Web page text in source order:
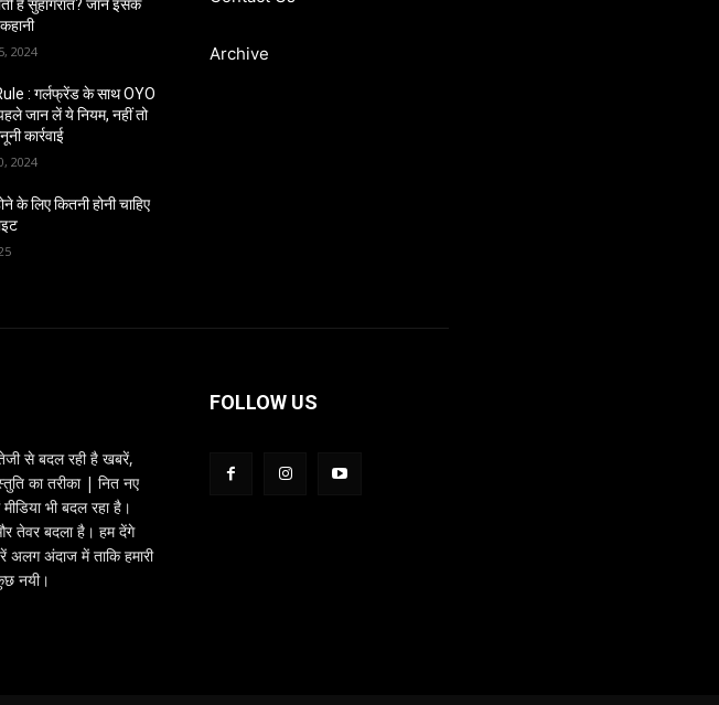
है सुहागरात? जानें इसके
2024
: गर्लफ्रेंड के साथ OYO
जान लें ये नियम, नहीं तो
कार्रवाई
2024
के लिए कितनी होनी चाहिए
Archive
से बदल रही है खबरें,
का तरीका | नित नए
भी बदल रहा है।
तेवर बदला है। हम देंगे
अंदाज में ताकि हमारी
नयी।
FOLLOW US